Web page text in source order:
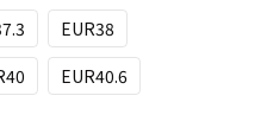
EUR38
EUR40.6